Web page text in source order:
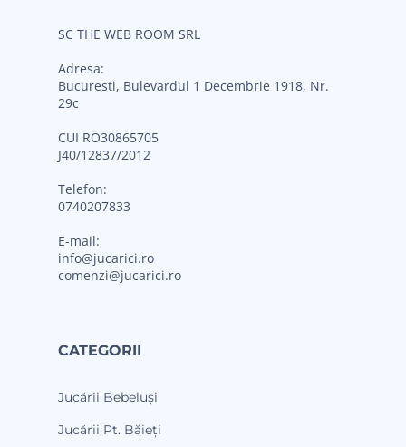
SC THE WEB ROOM SRL
Adresa:
Bucuresti, Bulevardul 1 Decembrie 1918, Nr.
29c
CUI RO30865705
J40/12837/2012
Telefon:
0740207833
E-mail:
info@jucarici.ro
comenzi@jucarici.ro
CATEGORII
Jucării Bebeluși
Jucării Pt. Băieți